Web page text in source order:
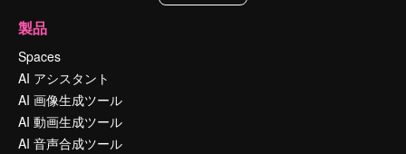
製品
Spaces
AI アシスタント
AI 画像生成ツール
AI 動画生成ツール
AI 音声合成ツール